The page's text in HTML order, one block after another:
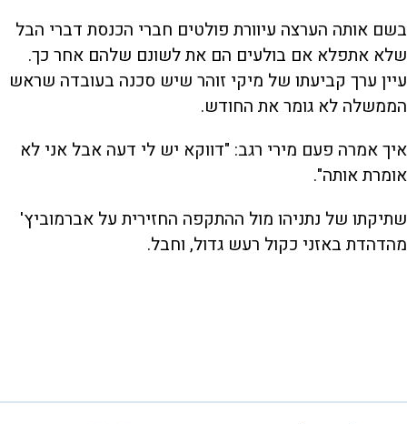
בשם אותה הערצה עיוורת פולטים חברי הכנסת דברי הבל
שלא אתפלא אם בולעים הם את לשונם שלהם אחר כך.
עיין ערך קביעתו של מיקי זוהר שיש סכנה בעובדה שראש
הממשלה לא גומר את החודש.
איך אמרה פעם מירי רגב: "דווקא יש לי דעה אבל אני לא
אומרת אותה".
שתיקתו של נתניהו מול ההתקפה החזירית על אברמוביץ'
מהדהדת באזני כקול רעש גדול, וחבל.